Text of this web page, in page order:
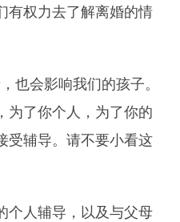
有权力去了解离婚的情
也会影响我们的孩子。
为了你个人，为了你的
受辅导。请不要小看这
个人辅导，以及与父母